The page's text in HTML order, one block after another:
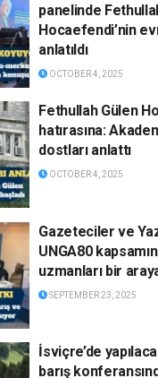
panelinde
Hocaefendi’nin
anlatıldı
OCTOBER 4, 2025
Fethullah Gülen
hatırasına:
dostları anlattı
OCTOBER 4, 2025
Gazeteciler ve
UNGA80
uzmanları bir
SEPTEMBER 23, 2025
İsviçre’de
barış